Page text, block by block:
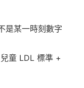
是某一時刻數字
童 LDL 標準 +